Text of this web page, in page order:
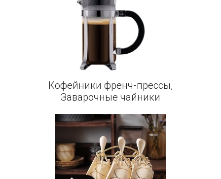
Кофейники френч-прессы,
Заварочные чайники